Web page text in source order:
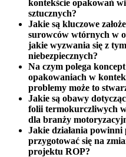
kontekście opakowań
sztucznych?
Jakie są kluczowe
surowców wtórnych w
jakie wyzwania się z
niebezpiecznych?
Na czym polega
opakowaniach w
problemy może to
Jakie są obawy
folii termokurczliwych w
dla branży
Jakie działania
przygotować się na
projektu ROP?